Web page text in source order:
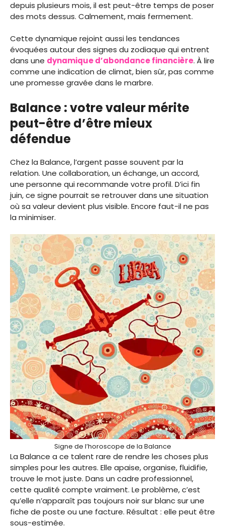
depuis plusieurs mois, il est peut-être temps de poser
des mots dessus. Calmement, mais fermement.
Cette dynamique rejoint aussi les tendances
évoquées autour des signes du zodiaque qui entrent
dans une dynamique d’abondance financière. À lire
comme une indication de climat, bien sûr, pas comme
une promesse gravée dans le marbre.
Balance : votre valeur mérite
peut-être d’être mieux
défendue
Chez la Balance, l’argent passe souvent par la
relation. Une collaboration, un échange, un accord,
une personne qui recommande votre profil. D’ici fin
juin, ce signe pourrait se retrouver dans une situation
où sa valeur devient plus visible. Encore faut-il ne pas
la minimiser.
Signe de l’horoscope de la Balance
La Balance a ce talent rare de rendre les choses plus
simples pour les autres. Elle apaise, organise, fluidifie,
trouve le mot juste. Dans un cadre professionnel,
cette qualité compte vraiment. Le problème, c’est
qu’elle n’apparaît pas toujours noir sur blanc sur une
fiche de poste ou une facture. Résultat : elle peut être
sous-estimée.